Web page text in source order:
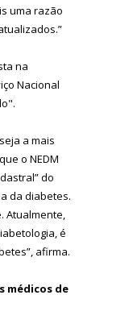
uma razão
na
Nacional
a mais
o NEDM
do
da diabetes.
Atualmente,
é
afirma.
médicos de